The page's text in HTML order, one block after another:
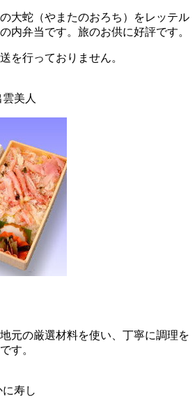
大蛇（やまたのおろち）をレッテル
内弁当です。旅のお供に好評です。
を行っておりません。
美人
元の厳選材料を使い、丁寧に調理を
す。
寿し